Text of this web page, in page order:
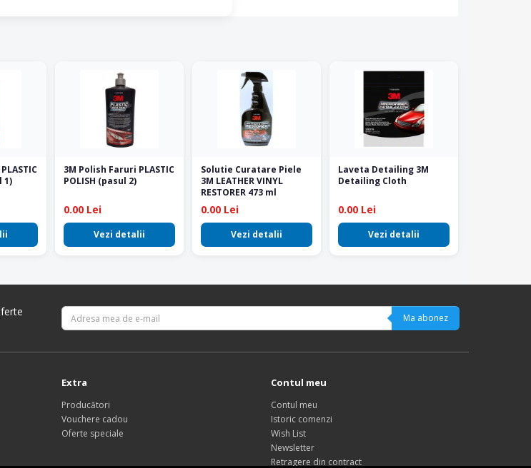
1)
3M Polish Faruri PLASTIC
POLISH (pasul 2)
0.00 Lei
Vezi detalii
Solutie Curatare Piele
3M LEATHER VINYL
RESTORER 473 ml
0.00 Lei
Vezi detalii
Laveta Detailing 3M
Detailing Cloth
0.00 Lei
Vezi detalii
Ma abonez
Extra
Producători
Vouchere cadou
Oferte speciale
Contul meu
Contul meu
Istoric comenzi
Wish List
Newsletter
Retragere din contract